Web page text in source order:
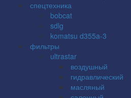
спецтехника
bobcat
sdlg
komatsu d355a-3
фильтры
ultrastar
воздушный
гидравлический
масляный